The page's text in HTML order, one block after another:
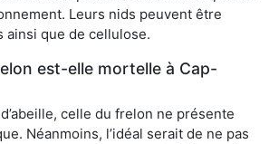
Leurs nids peuvent être
ainsi que de cellulose.
est-elle mortelle à Cap-
celle du frelon ne présente
Néanmoins, l’idéal serait de ne pas